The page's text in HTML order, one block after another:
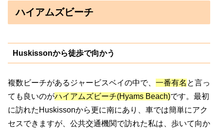
ハイアムズビーチ
Huskissonから徒歩で向かう
複数ビーチがあるジャービスベイの中で、 一番有名 と言っ
ても良いのがハイアムズビーチ(Hyams Beach)です。最初
に訪れたHuskissonから更に南にあり、車では簡単にアク
セスできますが、公共交通機関で訪れた私は、歩いて向か